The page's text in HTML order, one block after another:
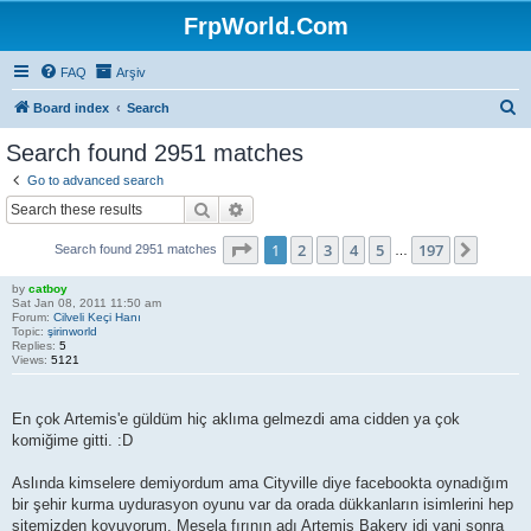
FrpWorld.Com
FAQ Arşiv
Board index Search
Search found 2951 matches
Go to advanced search
Search
Search found 2951 matches Page 1of 197
1 2 3 4 5 197
by catboy
Sat Jan 08, 2011 11:50 am
Forum: Cilveli Keçi Hanı
Topic: şirinworld
Replies: 5
Views: 5121
En çok Artemis'e güldüm hiç aklıma gelmezdi ama cidden ya çok
komiğime gitti. :D
Aslında kimselere demiyordum ama Cityville diye facebookta oynadığım
bir şehir kurma uydurasyon oyunu var da orada dükkanların isimlerini hep
sitemizden koyuyorum. Mesela fırının adı Artemis Bakery idi yani sonra